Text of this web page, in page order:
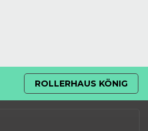
ROLLERHAUS KÖNIG